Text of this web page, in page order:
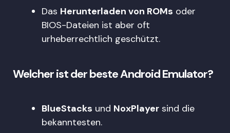
Das Herunterladen von ROMs oder
BIOS-Dateien ist aber oft
urheberrechtlich geschützt.
Welcher ist der beste Android Emulator?
BlueStacks und NoxPlayer sind die
bekanntesten.